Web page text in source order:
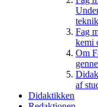
Fag
kemi
Om
af
Didaktikken